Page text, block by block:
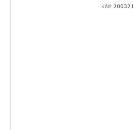
Premium Classic. Lze je však
Kód: 200321